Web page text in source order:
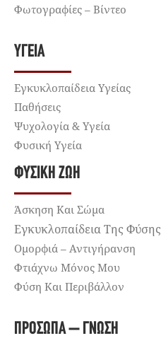
Φωτογραφίες – Βίντεο
ΥΓΕΊΑ
Εγκυκλοπαίδεια Υγείας
Παθήσεις
Ψυχολογία & Υγεία
Φυσική Υγεία
ΦΥΣΙΚΉ ΖΩΉ
Άσκηση Και Σώμα
Εγκυκλοπαίδεια Της Φύσης
Ομορφιά – Αντιγήρανση
Φτιάχνω Μόνος Μου
Φύση Και Περιβάλλον
ΠΡΌΣΩΠΑ – ΓΝΏΣΗ